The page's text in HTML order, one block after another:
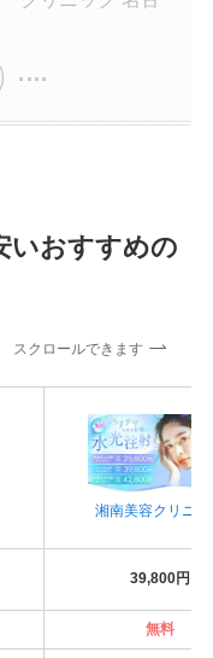
いおすすめの
スクロールできます
湘南美容クリニ
39,800円
無料